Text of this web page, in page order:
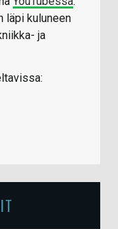
läpi kuluneen
ja